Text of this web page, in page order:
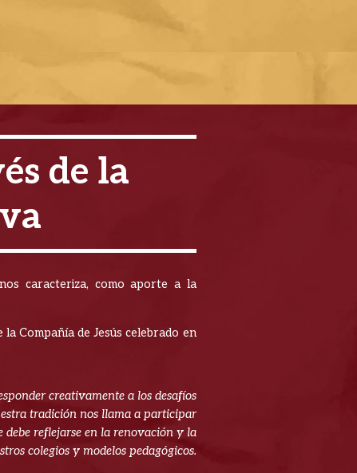
de la
caracteriza, como aporte a la
Compañía de Jesús celebrado en
creativamente a los desafíos
tradición nos llama a participar
reflejarse en la renovación y la
colegios y modelos pedagógicos.